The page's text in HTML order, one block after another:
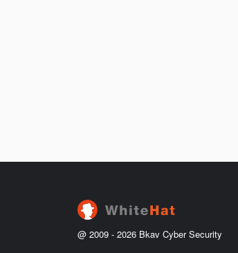
@ 2009 - 2026 Bkav Cyber Security